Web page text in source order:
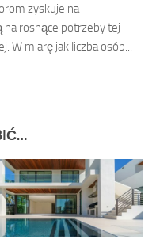
zyskuje na
na rosnące potrzeby tej
W miarę jak liczba osób...